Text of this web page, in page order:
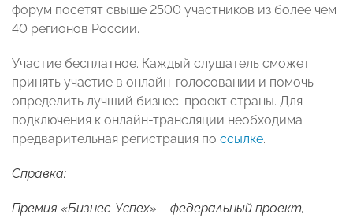
форум посетят свыше 2500 участников из более чем
40 регионов России.
Участие бесплатное. Каждый слушатель сможет
принять участие в онлайн-голосовании и помочь
определить лучший бизнес-проект страны. Для
подключения к онлайн-трансляции необходима
предварительная регистрация по ссылке.
Справка:
Премия «Бизнес-Успех» – федеральный проект,